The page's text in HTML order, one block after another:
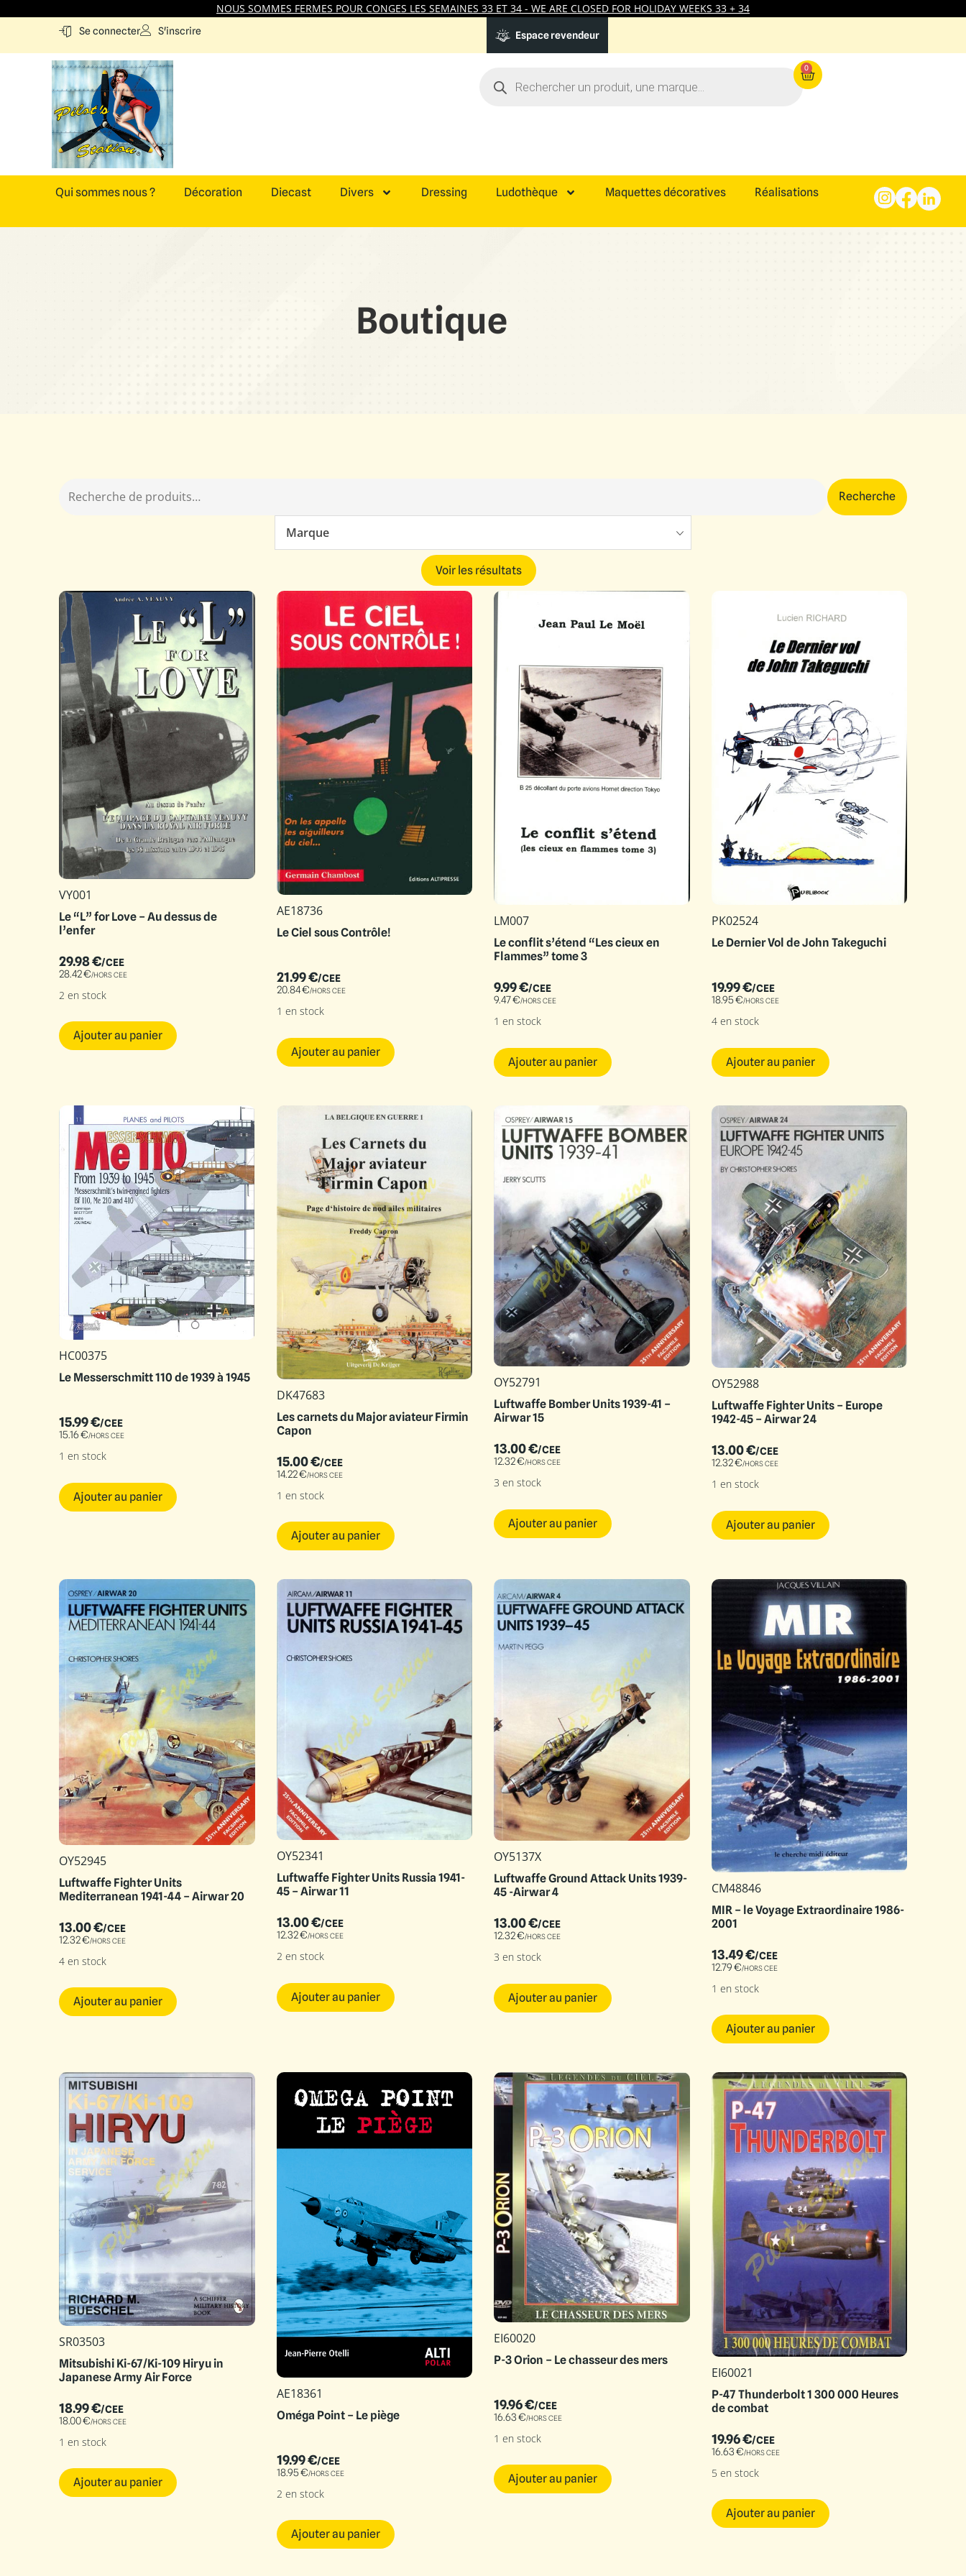
NOUS SOMMES FERMES POUR CONGES LES SEMAINES 33 ET 34 - WE ARE CLOSED FOR HOLIDAY WEEKS 33 + 34
Se connecter S'inscrire Espace revendeur
0
Qui sommes nous ? Décoration Diecast Divers Dressing Ludothèque Maquettes décoratives Réalisations
Boutique
Recherche
Marque
Voir les résultats
VY001
Le “L” for Love – Au dessus de
l’enfer
29.98€/CEE
28.42€/HORS CEE
2 en stock
Ajouter au panier
AE18736
Le Ciel sous Contrôle!
21.99€/CEE
20.84€/HORS CEE
1 en stock
Ajouter au panier
LM007
Le conflit s’étend “Les cieux en
Flammes” tome 3
9.99€/CEE
9.47€/HORS CEE
1 en stock
Ajouter au panier
PK02524
Le Dernier Vol de John Takeguchi
19.99€/CEE
18.95€/HORS CEE
4 en stock
Ajouter au panier
HC00375
Le Messerschmitt 110 de 1939 à 1945
15.99€/CEE
15.16€/HORS CEE
1 en stock
Ajouter au panier
DK47683
Les carnets du Major aviateur Firmin
Capon
15.00€/CEE
14.22€/HORS CEE
1 en stock
Ajouter au panier
OY52791
Luftwaffe Bomber Units 1939-41 –
Airwar 15
13.00€/CEE
12.32€/HORS CEE
3 en stock
Ajouter au panier
OY52988
Luftwaffe Fighter Units – Europe
1942-45 – Airwar 24
13.00€/CEE
12.32€/HORS CEE
1 en stock
Ajouter au panier
OY52945
Luftwaffe Fighter Units
Mediterranean 1941-44 – Airwar 20
13.00€/CEE
12.32€/HORS CEE
4 en stock
Ajouter au panier
OY52341
Luftwaffe Fighter Units Russia 1941-
45 – Airwar 11
13.00€/CEE
12.32€/HORS CEE
2 en stock
Ajouter au panier
OY5137X
Luftwaffe Ground Attack Units 1939-
45 -Airwar 4
13.00€/CEE
12.32€/HORS CEE
3 en stock
Ajouter au panier
CM48846
MIR – le Voyage Extraordinaire 1986-
2001
13.49€/CEE
12.79€/HORS CEE
1 en stock
Ajouter au panier
SR03503
Mitsubishi Ki-67/Ki-109 Hiryu in
Japanese Army Air Force
18.99€/CEE
18.00€/HORS CEE
1 en stock
Ajouter au panier
AE18361
Oméga Point – Le piège
19.99€/CEE
18.95€/HORS CEE
2 en stock
Ajouter au panier
EI60020
P-3 Orion – Le chasseur des mers
19.96€/CEE
16.63€/HORS CEE
1 en stock
Ajouter au panier
EI60021
P-47 Thunderbolt 1 300 000 Heures
de combat
19.96€/CEE
16.63€/HORS CEE
5 en stock
Ajouter au panier